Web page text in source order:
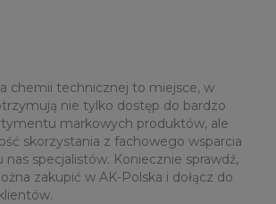
chemii technicznej to miejsce, w
nie tylko dostęp do bardzo
markowych produktów, ale
skorzystania z fachowego wsparcia
specjalistów. Koniecznie sprawdź,
zakupić w AK-Polska i dołącz do